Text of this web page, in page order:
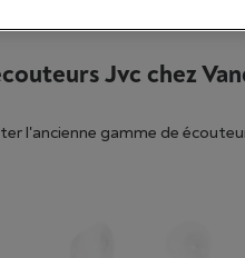
Jvc chez
l'ancienne gamme de